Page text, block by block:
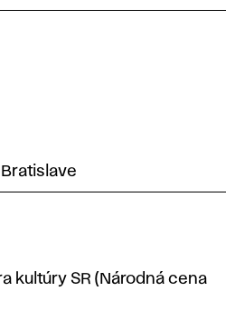
kultúry SR (Národná cena